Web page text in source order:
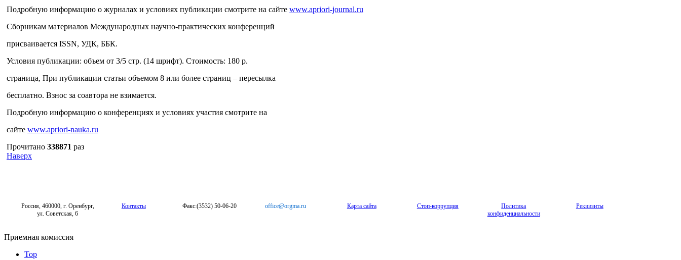
Подробную информацию о журналах и условиях публикации смотрите на сайте www.apriori-journal.ru
Сборникам материалов Международных научно-практических конференций
присваивается ISSN, УДК, ББК.
Условия публикации: объем от 3/5 стр. (14 шрифт). Стоимость: 180 р.
страница, При публикации статьи объемом 8 или более страниц – пересылка
бесплатно. Взнос за соавтора не взимается.
Подробную информацию о конференциях и условиях участия смотрите на
сайте www.apriori-nauka.ru
Прочитано 338871 раз
Наверх
Россия, 460000, г. Оренбург,
ул. Советская, 6
Контакты Факс:(3532) 50-06-20 office@orgma.ru Карта сайта Стоп-коррупция
Политика
конфиденциальности
Реквизиты
Приемная комиссия
Top